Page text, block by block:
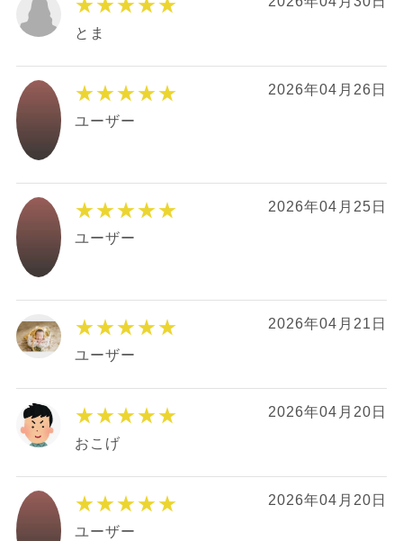
★★★★★
とま
★★★★★ 2026年04月26日
ユーザー
★★★★★ 2026年04月25日
ユーザー
★★★★★ 2026年04月21日
ユーザー
★★★★★ 2026年04月20日
おこげ
★★★★★ 2026年04月20日
ユーザー